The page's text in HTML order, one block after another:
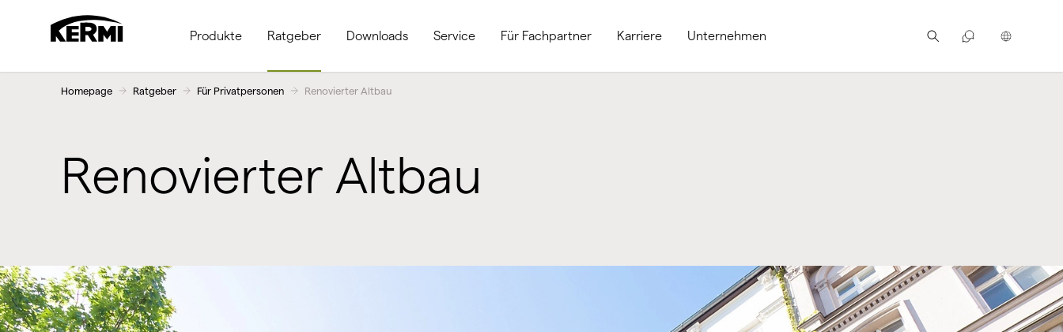
Produkte Ratgeber Downloads Service Für Fachpartner Karriere Unternehmen
Homepage Ratgeber Für Privatpersonen Renovierter Altbau
Renovierter Altbau